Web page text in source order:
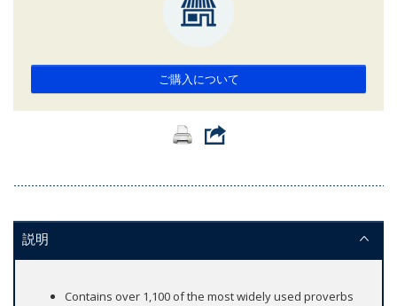
ご購入について
説明
Contains over 1,100 of the most widely used proverbs